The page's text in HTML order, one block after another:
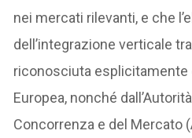
nei mercati rilevanti, e che
dell’integrazione verticale
riconosciuta esplicitamente
Europea, nonché
Concorrenza e del Mercato